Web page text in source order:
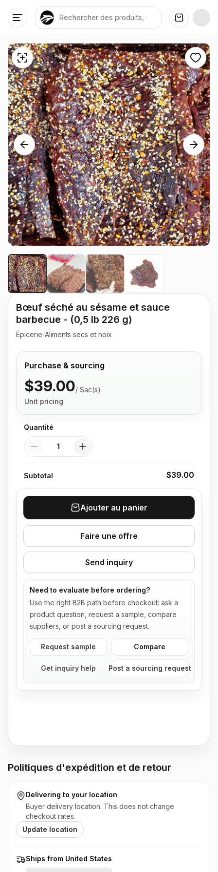
Bœuf séché au sésame et sauce
barbecue - (0,5 lb 226 g)
Épicerie/Aliments secs et noix
Purchase & sourcing
$39.00/ Sac(s)
Unit pricing
Quantité
Quantité
Subtotal $39.00
Ajouter au panier
Faire une offre
Send inquiry
Need to evaluate before ordering?
Use the right B2B path before checkout: ask a
product question, request a sample, compare
suppliers, or post a sourcing request.
Request sample Compare
Get inquiry help Post a sourcing request
Politiques d'expédition et de retour
Delivering to your location
Buyer delivery location. This does not change
checkout rates.
Update location
Ships from United States